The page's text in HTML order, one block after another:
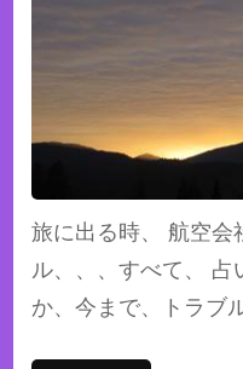
旅に出る時、 航空会
ル、、、すべて、
か、今まで、トラブ